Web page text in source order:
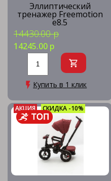
Эллиптический
тренажер Freemotion
e8.5
14430.00 р
14245.00 р
Купить в 1 клик
АКЦИЯ СКИДКА -10%